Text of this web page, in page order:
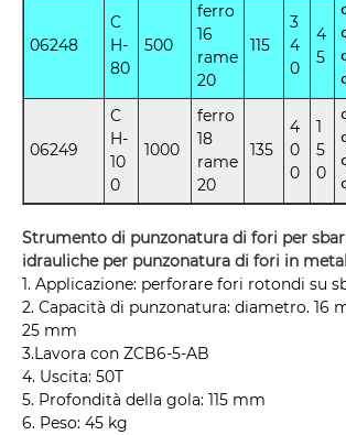
06248
C
H-
80
500
ferro
16
rame
20
115
3
4
0
4
5
06249
C
H-
10
0
1000
ferro
18
rame
20
135
4
0
0
1
5
0
Strumento di punzonatura di fori per
idrauliche per punzonatura di fori in
1. Applicazione: perforare fori rotondi su
2. Capacità di punzonatura: diametro. 16
25 mm
3.Lavora con ZCB6-5-AB
4. Uscita: 50T
5. Profondità della gola: 115 mm
6. Peso: 45 kg